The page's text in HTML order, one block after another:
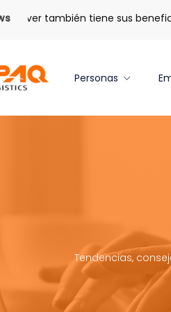
también tiene sus beneficios.
Personas
Tendencias,